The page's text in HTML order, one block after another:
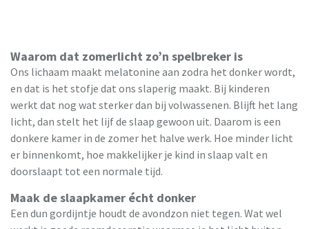
Waarom dat zomerlicht zo’n spelbreker is
Ons lichaam maakt melatonine aan zodra het donker wordt,
en dat is het stofje dat ons slaperig maakt. Bij kinderen
werkt dat nog wat sterker dan bij volwassenen. Blijft het lang
licht, dan stelt het lijf de slaap gewoon uit. Daarom is een
donkere kamer in de zomer het halve werk. Hoe minder licht
er binnenkomt, hoe makkelijker je kind in slaap valt en
doorslaapt tot een normale tijd.
Maak de slaapkamer écht donker
Een dun gordijntje houdt de avondzon niet tegen. Wat wel